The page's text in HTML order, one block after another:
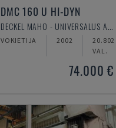
DMC 160 U HI-DYN
DECKEL MAHO - UNIVERSALUS APDIRBIMO CENTRAS
VOKIETIJA 2002
20.802
VAL.
74.000 €